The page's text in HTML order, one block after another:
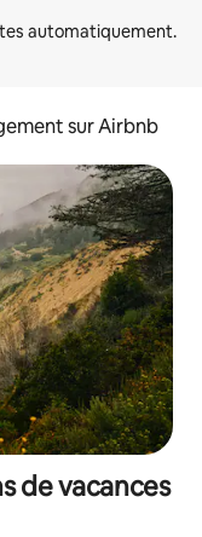
sur Airbnb
de vacances